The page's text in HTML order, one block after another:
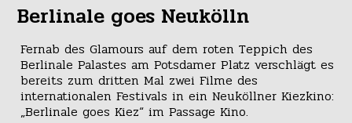
Berlinale goes Neukölln
Fernab des Glamours auf dem roten Teppich des
Berlinale Palastes am Potsdamer Platz verschlägt es
bereits zum dritten Mal zwei Filme des
internationalen Festivals in ein Neuköllner Kiezkino:
„Berlinale goes Kiez“ im Passage Kino.